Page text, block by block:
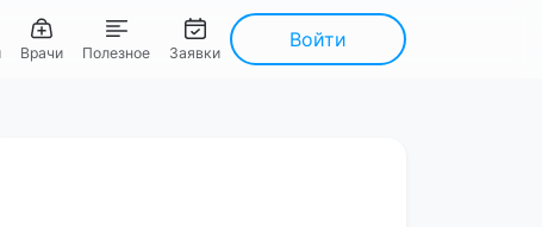
Врачи Полезное Заявки
Войти